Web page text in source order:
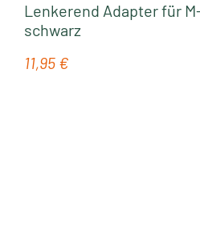
Lenkerend Adapter für
schwarz
Regulärer Preis:
11,95 €